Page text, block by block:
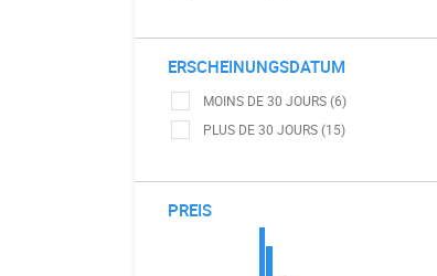
ERSCHEINUNGSDATUM
MOINS DE 30 JOURS (6)
PLUS DE 30 JOURS (15)
PREIS